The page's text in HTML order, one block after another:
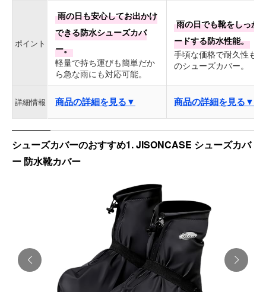
ポイント
雨の日も安心してお出かけ
できる防水シューズカバ
ー。
軽量で持ち運びも簡単だか
ら急な雨にも対応可能。
雨の日でも靴をしっか
ードする防水性能。
手頃な価格で耐久性も
のシューズカバー。
詳細情報 商品の詳細を見る▼ 商品の詳細を見る▼
シューズカバーのおすすめ1. JISONCASE シューズカバ
ー 防水靴カバー